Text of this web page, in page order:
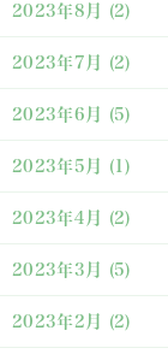
2023年8月 (2)
2023年7月 (2)
2023年6月 (5)
2023年5月 (1)
2023年4月 (2)
2023年3月 (5)
2023年2月 (2)